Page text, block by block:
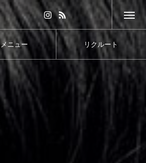
メニュー リクルート